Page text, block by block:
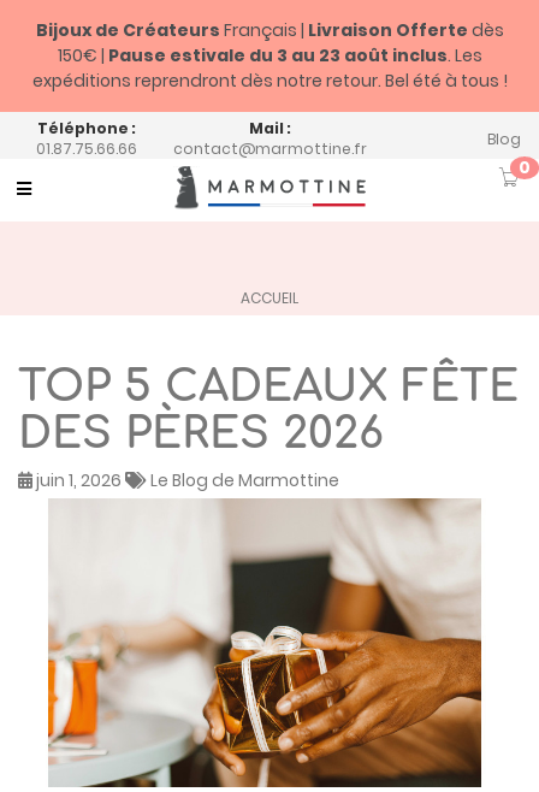
Bijoux de Créateurs Français | Livraison Offerte dès
150€ | Pause estivale du 3 au 23 août inclus. Les
expéditions reprendront dès notre retour. Bel été à tous !
Téléphone :
01.87.75.66.66
Mail :
contact@marmottine.fr
Blog
0
Toggle
ACCUEIL
TOP 5 CADEAUX FÊTE
DES PÈRES 2026
juin 1, 2026 Le Blog de Marmottine